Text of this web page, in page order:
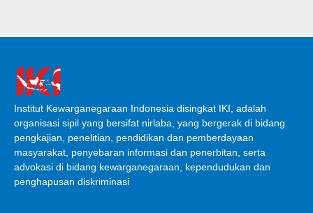
Institut Kewarganegaraan Indonesia disingkat IKI, adalah
organisasi sipil yang bersifat nirlaba, yang bergerak di bidang
pengkajian, penelitian, pendidikan dan pemberdayaan
masyarakat, penyebaran informasi dan penerbitan, serta
advokasi di bidang kewarganegaraan, kependudukan dan
penghapusan diskriminasi